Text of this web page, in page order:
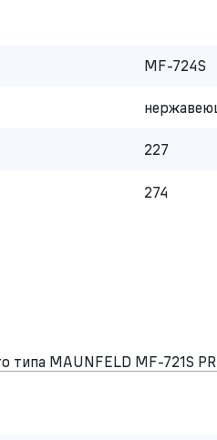
MF-724S
227
274
типа MAUNFELD MF-721S